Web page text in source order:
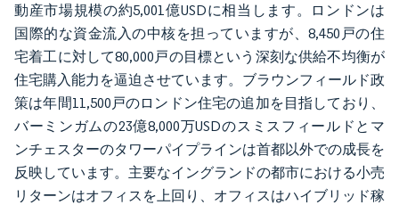
動産市場規模の約5,001億USDに相当します。ロンドンは
国際的な資金流入の中核を担っていますが、8,450戸の住
宅着工に対して80,000戸の目標という深刻な供給不均衡が
住宅購入能力を逼迫させています。ブラウンフィールド政
策は年間11,500戸のロンドン住宅の追加を目指しており、
バーミンガムの23億8,000万USDのスミスフィールドとマ
ンチェスターのタワーパイプラインは首都以外での成長を
反映しています。主要なイングランドの都市における小売
リターンはオフィスを上回り、オフィスはハイブリッド稼